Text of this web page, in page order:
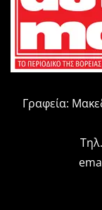
Γραφεία: